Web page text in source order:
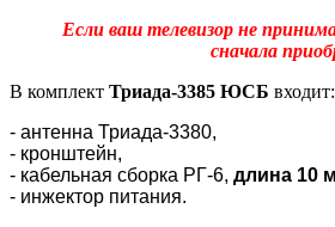
Если ваш телевизор не
сначала
В комплект Триада-3385 ЮСБ входит:
- антенна Триада-3380,
- кронштейн,
- кабельная сборка РГ-6, длина 10
- инжектор питания.